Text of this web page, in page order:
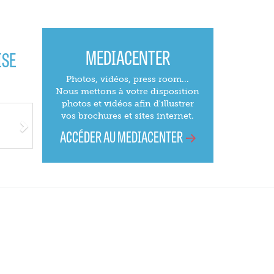
MEDIACENTER
Photos, vidéos, press room...
Nous mettons à votre disposition
photos et vidéos afin d'illustrer
vos brochures et sites internet.
ACCÉDER AU MEDIACENTER